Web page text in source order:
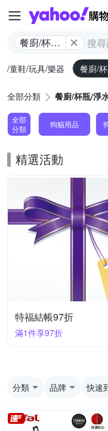
餐廚/杯瓶/
/童鞋/玩具/樂器 餐廚/
全部分類 餐廚/杯瓶/淨
全部
分類
狗貓用品
精選活動
特福結帳97折
滿1件享97折
分類 品牌 快速